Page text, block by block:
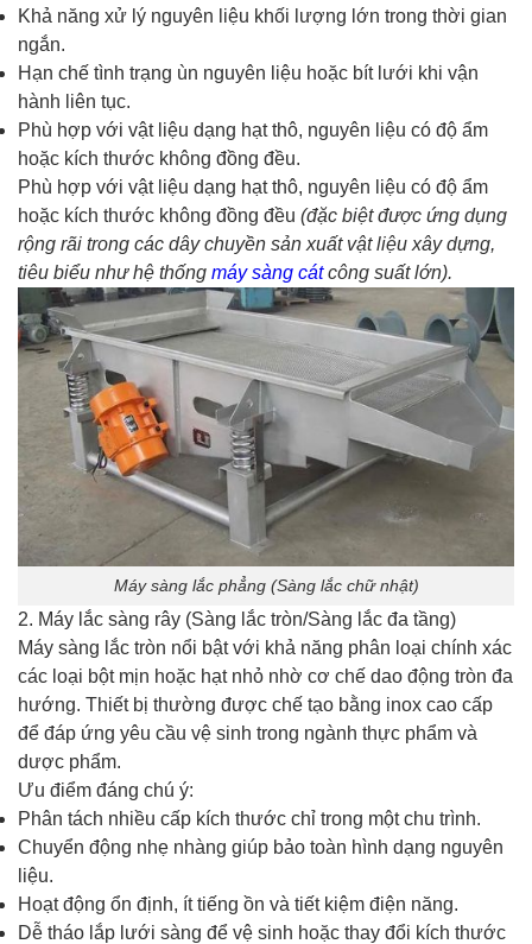
Khả năng xử lý nguyên liệu khối lượng lớn trong thời gian
ngắn.
Hạn chế tình trạng ùn nguyên liệu hoặc bít lưới khi vận
hành liên tục.
Phù hợp với vật liệu dạng hạt thô, nguyên liệu có độ ẩm
hoặc kích thước không đồng đều.
Phù hợp với vật liệu dạng hạt thô, nguyên liệu có độ ẩm
hoặc kích thước không đồng đều (đặc biệt được ứng dụng
rộng rãi trong các dây chuyền sản xuất vật liệu xây dựng,
tiêu biểu như hệ thống máy sàng cátcông suất lớn).
Máy sàng lắc phẳng (Sàng lắc chữ nhật)
2. Máy lắc sàng rây (Sàng lắc tròn/Sàng lắc đa tầng)
Máy sàng lắc tròn nổi bật với khả năng phân loại chính xác
các loại bột mịn hoặc hạt nhỏ nhờ cơ chế dao động tròn đa
hướng. Thiết bị thường được chế tạo bằng inox cao cấp
để đáp ứng yêu cầu vệ sinh trong ngành thực phẩm và
dược phẩm.
Ưu điểm đáng chú ý:
Phân tách nhiều cấp kích thước chỉ trong một chu trình.
Chuyển động nhẹ nhàng giúp bảo toàn hình dạng nguyên
liệu.
Hoạt động ổn định, ít tiếng ồn và tiết kiệm điện năng.
Dễ tháo lắp lưới sàng để vệ sinh hoặc thay đổi kích thước